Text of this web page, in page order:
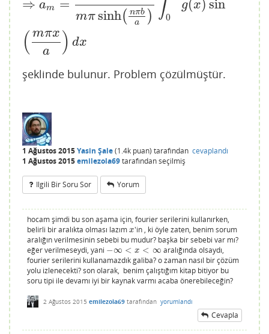
⇒ am =
mπsinh( nπb
a
) 0
g(x) sin
( mπx
a
) dx
şeklinde bulunur. Problem çözülmüştür.
1 Ağustos 2015Yasin Şale(1.4k puan) tarafından cevaplandı
1 Ağustos 2015emilezola69tarafındanseçilmiş
Ilgili Bir Soru Sor Yorum
hocam şimdi bu son aşama için, fourier serilerini kullanırken,
belirli bir aralıkta olması lazım x
x'in , ki öyle zaten, benim sorum
aralığın verilmesinin sebebi bu mudur? başka bir sebebi var mı?
eğer verilmeseydi, yani −∞ < x < ∞
−∞<x <∞
aralığında olsaydı,
fourier serilerini kullanamazdık galiba? o zaman nasıl bir çözüm
yolu izlenecekti? son olarak, benim çalıştığım kitap bitiyor bu
soru tipi ile devamı iyi bir kaynak varmı acaba önerebileceğin?
2 Ağustos 2015 emilezola69 tarafından yorumlandı
Cevapla